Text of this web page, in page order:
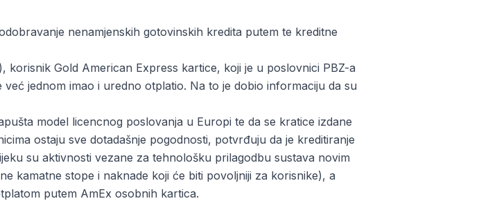
nenamjenskih gotovinskih kredita putem te kreditne
korisnik Gold American Express kartice, koji je u poslovnici PBZ-a
jednom imao i uredno otplatio. Na to je dobio informaciju da su
model licencnog poslovanja u Europi te da se kratice izdane
ostaju sve dotadašnje pogodnosti, potvrđuju da je kreditiranje
su aktivnosti vezane za tehnološku prilagodbu sustava novim
kamatne stope i naknade koji će biti povoljniji za korisnike), a
putem AmEx osobnih kartica.